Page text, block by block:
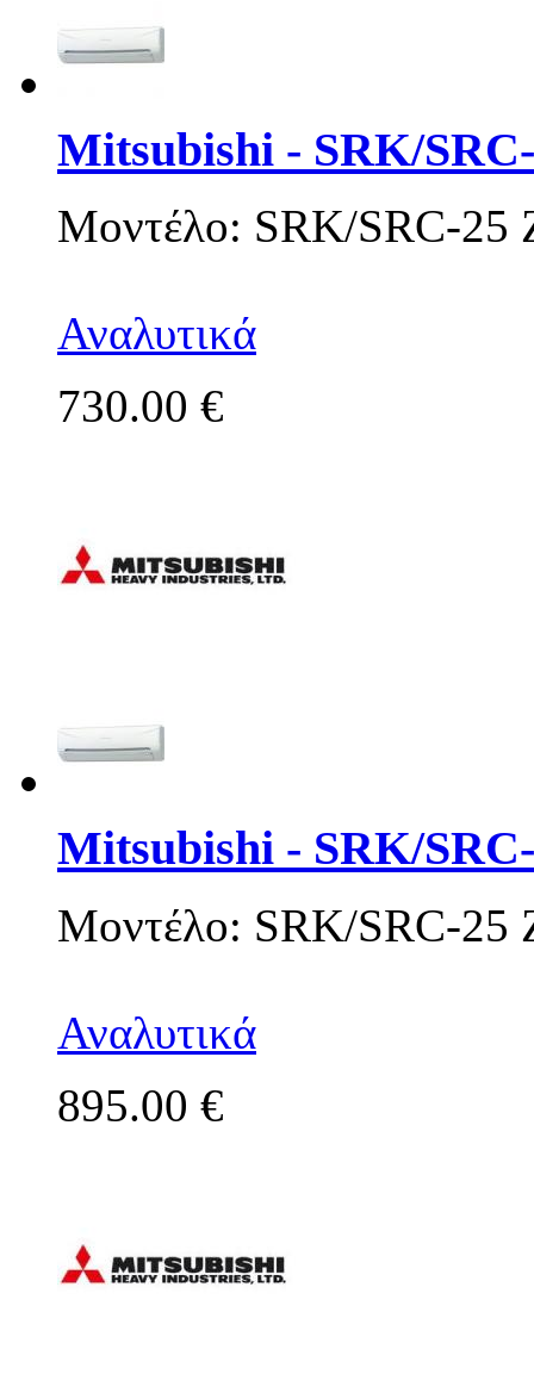
Mitsubishi - SRK/
Μοντέλο: SRK/SRC-25
Αναλυτικά
730.00 €
Mitsubishi - SRK/
Μοντέλο: SRK/SRC-25
Αναλυτικά
895.00 €